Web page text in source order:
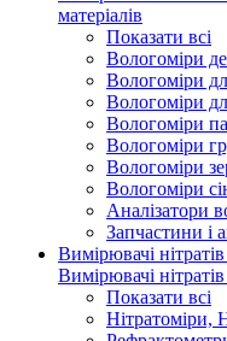
матеріалів
Показати всі
Вологоміри
Вологоміри
Вологоміри
Вологоміри
Вологоміри
Вологоміри
Вологоміри
Аналізатори
Запчастини і
Вимірювачі
Вимірювачі
Показати всі
Нітратоміри,